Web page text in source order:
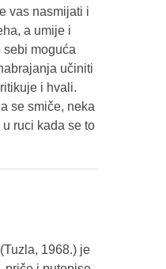
vas nasmijati i
a umije i
sebi moguća
učiniti
i hvali.
se smiče, neka
ruci kada se to
1968.) je